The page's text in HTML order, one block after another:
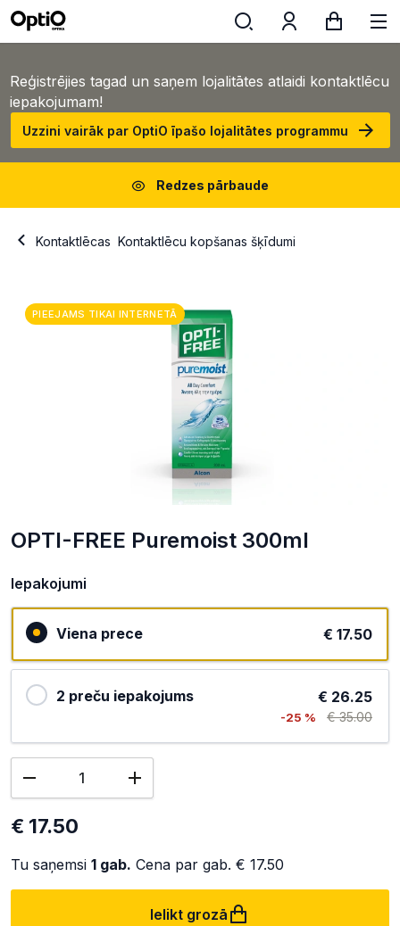
Reģistrējies tagad un saņem lojalitātes atlaidi kontaktlēcu
iepakojumam!
Uzzini vairāk par OptiO īpašo lojalitātes programmu
Redzes pārbaude
Kontaktlēcas Kontaktlēcu kopšanas šķīdumi
PIEEJAMS TIKAI INTERNETĀ
OPTI-FREE Puremoist 300ml
Iepakojumi
Viena prece € 17.50
2 preču iepakojums € 26.25
-25 % € 35.00
€ 17.50
Tu saņemsi 1 gab. Cena par gab. € 17.50
Ielikt grozā